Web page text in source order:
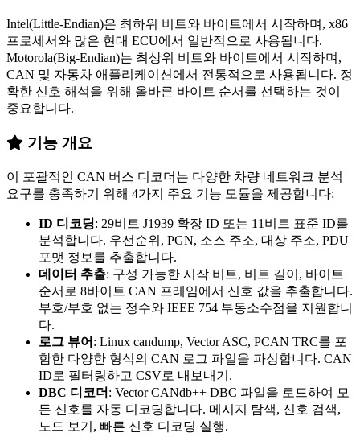
Intel(Little-Endian)은 최하위 비트와 바이트에서 시작하며, x86
프로세서와 많은 현대 ECU에서 일반적으로 사용됩니다.
Motorola(Big-Endian)는 최상위 비트와 바이트에서 시작하며,
CAN 및 자동차 애플리케이션에서 전통적으로 사용됩니다. 정
확한 신호 해석을 위해 올바른 바이트 순서를 선택하는 것이
중요합니다.
기능 개요
이 포괄적인 CAN 버스 디코더는 다양한 차량 네트워크 분석
요구를 충족하기 위해 4가지 주요 기능 모듈을 제공합니다:
ID 디코딩: 29비트 J1939 확장 ID 또는 11비트 표준 ID를
분석합니다. 우선순위, PGN, 소스 주소, 대상 주소, PDU
포맷 정보를 추출합니다.
데이터 추출: 구성 가능한 시작 비트, 비트 길이, 바이트
순서로 8바이트 CAN 프레임에서 신호 값을 추출합니다.
부호/부호 없는 정수와 IEEE 754 부동소수점을 지원합니
다.
로그 뷰어 : Linux candump, Vector ASC, PCAN TRC를 포
함한 다양한 형식의 CAN 로그 파일을 파싱합니다. CAN
ID로 필터링하고 CSV로 내보내기.
DBC 디코더 : Vector CANdb++ DBC 파일을 로드하여 모
든 신호를 자동 디코딩합니다. 메시지 탐색, 신호 검색,
노드 보기, 빠른 신호 디코딩 실행.